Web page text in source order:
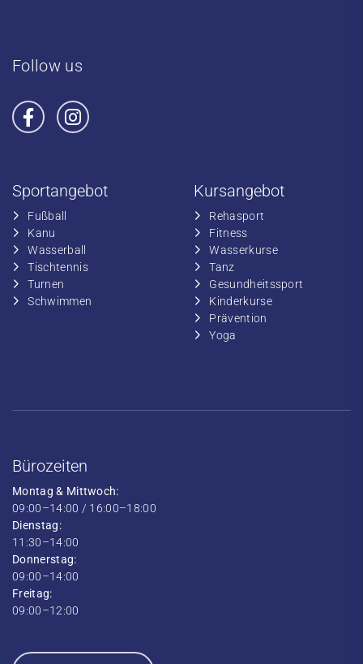
Follow us
Sportangebot
Fußball
​Kanu
​Wasserball
​Tischtennis
​​Turnen
​​Schwimmen
Kursangebot
​Rehasport
​​Fitness
​​Wasserkurse
​​Tanz
​Gesundheitssport
​Kinderkurse
Prävention
Yoga
Bürozeiten
Montag & Mittwoch:
09:00–14:00 / 16:00–18:00
Dienstag:
11:30–14:00
Donnerstag:
09:00–14:00
Freitag:
09:00–12:00